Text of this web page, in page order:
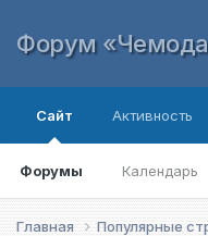
Форум
Сайт
Форумы Календарь
Активность
Главная Популярные